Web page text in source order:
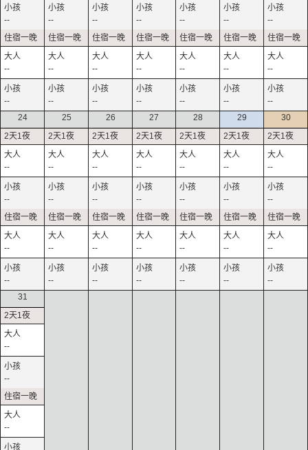
--
--
--
--
--
--
--
--
--
--
--
--
--
--
--
--
--
--
--
--
--
24
--
--
--
--
25
--
--
--
--
26
--
--
--
--
27
--
--
--
--
28
--
--
--
--
29
--
--
--
--
30
--
--
--
--
31
--
--
--